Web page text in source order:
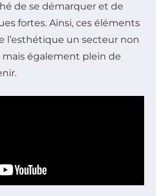
de se démarquer et de
fortes. Ainsi, ces éléments
l’esthétique un secteur non
également plein de